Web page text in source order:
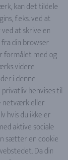
kan det tildele
f.eks. ved at
at skrive en
din browser
formålet med og
videre
i denne
henvises til
netværk eller
hvis du ikke er
aktive sociale
sætter en cookie
Da din